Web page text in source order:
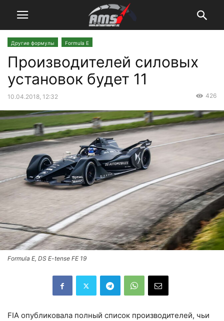
Другие формулы Formula E
Производителей силовых
установок будет 11
10.04.2018, 12:32 426
Formula E, DS E-tense FE 19
FIA опубликовала полный список производителей, чьи